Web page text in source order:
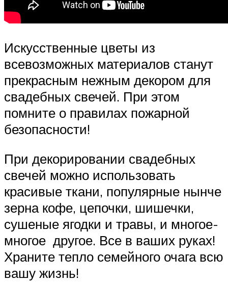
Искусственные цветы из
всевозможных материалов станут
прекрасным нежным декором для
свадебных свечей. При этом
помните о правилах пожарной
безопасности!
При декорировании свадебных
свечей можно использовать
красивые ткани, популярные нынче
зерна кофе, цепочки, шишечки,
сушеные ягодки и травы, и многое-
многое другое. Все в ваших руках!
Храните тепло семейного очага всю
вашу жизнь!